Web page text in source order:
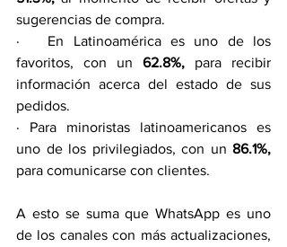
sugerencias de compra.
·   En Latinoamérica es uno de los
favoritos, con un 62.8%, para recibir
información acerca del estado de sus
pedidos.
· Para minoristas latinoamericanos es
uno de los privilegiados, con un 86.1%,
para comunicarse con clientes.
A esto se suma que WhatsApp es uno
de los canales con más actualizaciones,